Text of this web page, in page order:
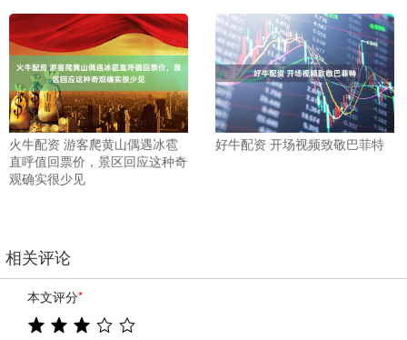
火牛配资 游客爬黄山偶遇冰雹
直呼值回票价，景区回应这种奇
观确实很少见
好牛配资 开场视频致敬巴菲特
相关评论
本文评分*